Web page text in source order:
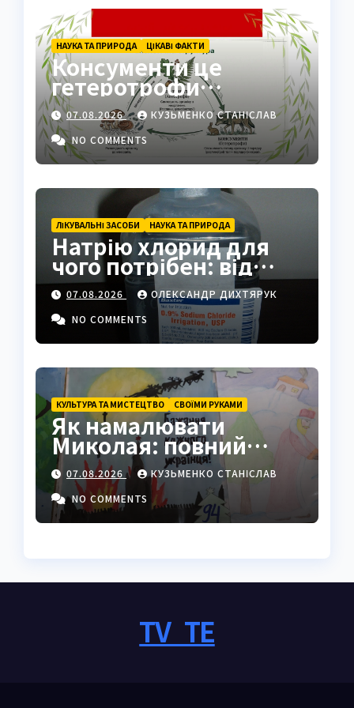
НАУКА ТА ПРИРОДА ЦІКАВІ ФАКТИ
Консументи це
гетеротрофи
екосистеми
07.08.2026
КУЗЬМЕНКО СТАНІСЛАВ
NO COMMENTS
ЛІКУВАЛЬНІ ЗАСОБИ НАУКА ТА ПРИРОДА
Натрію хлорид для
чого потрібен: від
фізрозчину до
промисловості
07.08.2026
ОЛЕКСАНДР ДИХТЯРУК
NO COMMENTS
КУЛЬТУРА ТА МИСТЕЦТВО СВОЇМИ РУКАМИ
Як намалювати
Миколая: повний
покроковий гайд з
секретами майстрів
07.08.2026
КУЗЬМЕНКО СТАНІСЛАВ
NO COMMENTS
TV_TE